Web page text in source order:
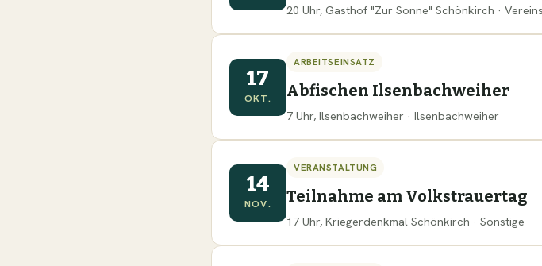
20 Uhr, Gasthof "Zur Sonne" Schönkirch ·
17
OKT.
ARBEITSEINSATZ
Abfischen Ilsenbachweiher
7 Uhr, Ilsenbachweiher · Ilsenbachweiher
14
NOV.
VERANSTALTUNG
Teilnahme am Volkstrauertag
17 Uhr, Kriegerdenkmal Schönkirch · Sonstige